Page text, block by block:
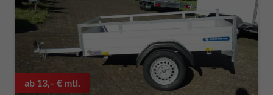
ab 13,– € mtl.